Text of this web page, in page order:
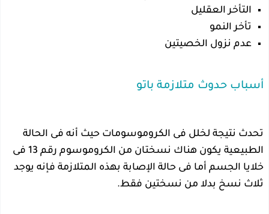
التأخر العقليل
تأخر النمو
عدم نزول الخصيتين
أسباب حدوث متلازمة باتو
تحدث نتيجة لخلل فى الكروموسومات حيث أنه فى الحالة
الطبيعية يكون هناك نسختان من الكروموسوم رقم 13 فى
خلايا الجسم أما فى حالة الإصابة بهذه المتلازمة فإنه يوجد
ثلاث نسخ بدلا من نسختين فقط.